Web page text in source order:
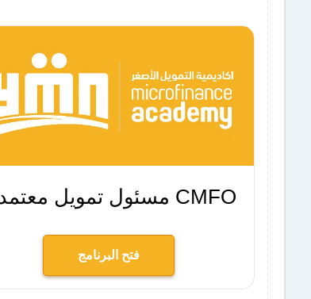
مسئول تمويل معتمد 2 CMFO
فتح البرنامج